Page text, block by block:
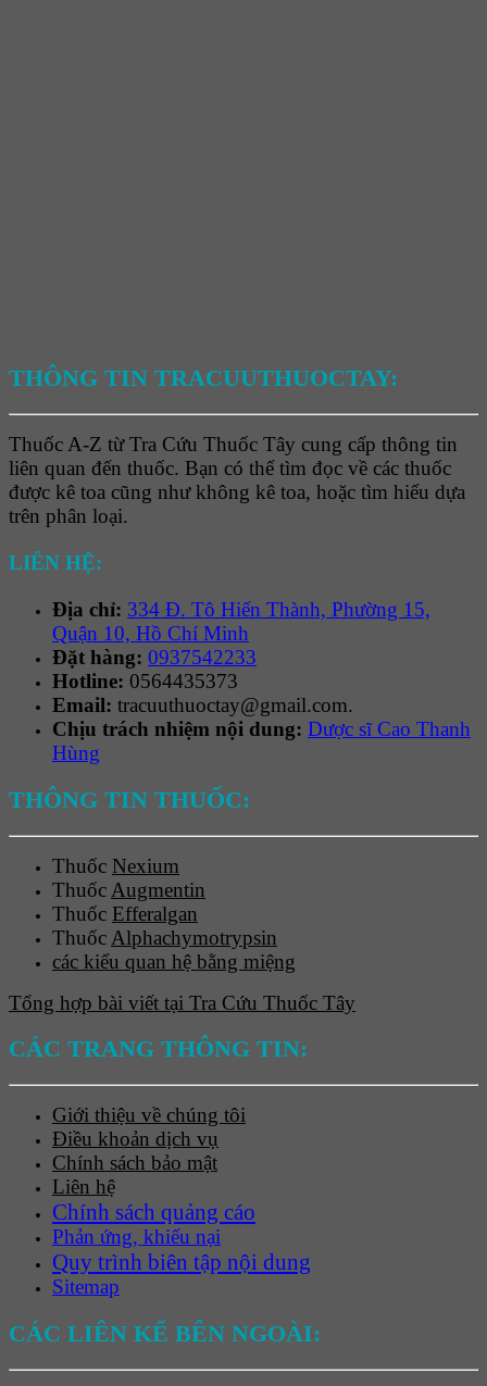
THÔNG TIN TRACUUTHUOCTAY:
Thuốc A-Z từ Tra Cứu Thuốc Tây cung cấp thông tin
liên quan đến thuốc. Bạn có thể tìm đọc về các thuốc
được kê toa cũng như không kê toa, hoặc tìm hiểu dựa
trên phân loại.
LIÊN HỆ:
Địa chỉ: 334 Đ. Tô Hiến Thành, Phường 15,
Quận 10, Hồ Chí Minh
Đặt hàng: 0937542233
Hotline: 0564435373
Email: tracuuthuoctay@gmail.com.
Chịu trách nhiệm nội dung: Dược sĩ Cao Thanh
Hùng
THÔNG TIN THUỐC:
Thuốc Nexium
Thuốc Augmentin
Thuốc Efferalgan
Thuốc Alphachymotrypsin
các kiểu quan hệ bằng miệng
Tổng hợp bài viết tại Tra Cứu Thuốc Tây
CÁC TRANG THÔNG TIN:
Giới thiệu về chúng tôi
Điều khoản dịch vụ
Chính sách bảo mật
Liên hệ
Chính sách quảng cáo
Phản ứng, khiếu nại
Quy trình biên tập nội dung
Sitemap
CÁC LIÊN KẾ BÊN NGOÀI: